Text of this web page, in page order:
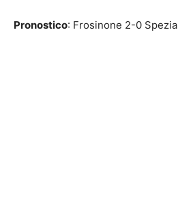
Pronostico: Frosinone 2-0 Spezia